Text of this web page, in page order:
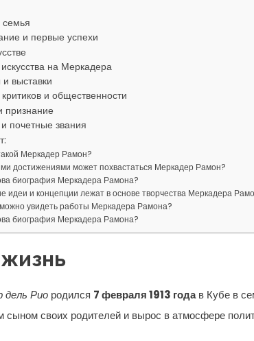
семья
и первые успехи
на Меркадера
выставки
и общественности
признание
почетные звания
Меркадер Рамон?
достижениями может похвастаться Меркадер Рамон?
биография Меркадера Рамона?
идеи и концепции лежат в основе творчества Меркадера
увидеть работы Меркадера Рамона?
биография Меркадера Рамона?
дель Рио родился 7 февраля 1913 годав Кубе в
своих родителей и вырос в атмосфере